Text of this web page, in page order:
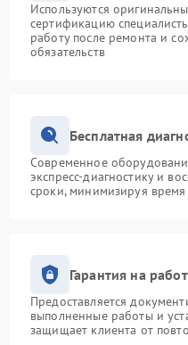
Используются
сертификацию
работу после ремонта и
обязательств
Бесплатная
Современное
экспресс-диагностику и
сроки, минимизируя время
Гарантия на
Предоставляется
выполненные работы и
защищает клиента от